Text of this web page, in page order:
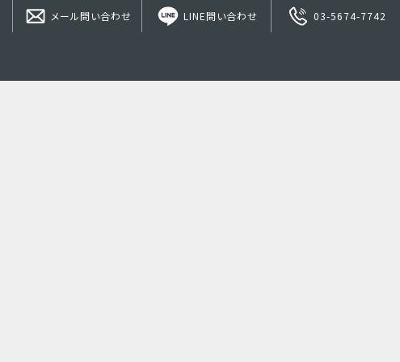
メール問い合わせ LINE問い合わせ 03-5674-7742